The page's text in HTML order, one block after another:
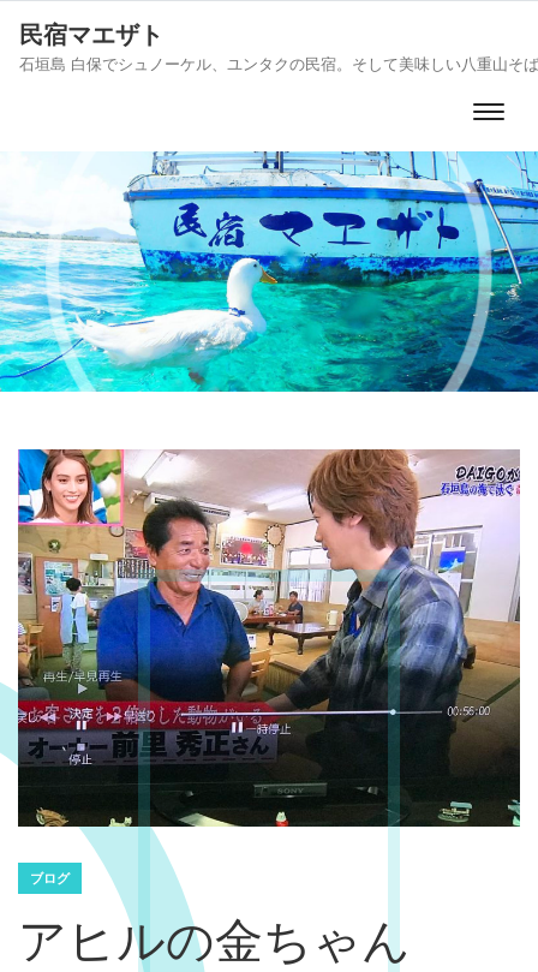
民宿マエザト
石垣島 白保でシュノーケル、ユンタクの民宿。そして美味しい八重山そ
ブログ
アヒルの金ちゃん